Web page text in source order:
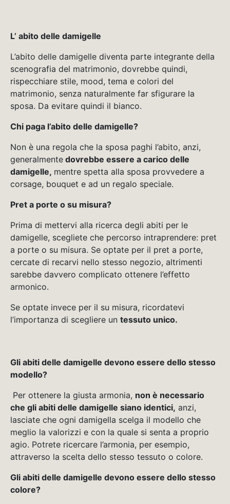
L’ abito delle damigelle
L’abito delle damigelle diventa parte integrante della
scenografia del matrimonio, dovrebbe quindi,
rispecchiare stile, mood, tema e colori del
matrimonio, senza naturalmente far sfigurare la
sposa. Da evitare quindi il bianco.
Chi paga l’abito delle damigelle?
Non è una regola che la sposa paghi l’abito, anzi,
generalmente dovrebbe essere a carico delle
damigelle, mentre spetta alla sposa provvedere a
corsage, bouquet e ad un regalo speciale.
Pret a porte o su misura?
Prima di mettervi alla ricerca degli abiti per le
damigelle, scegliete che percorso intraprendere: pret
a porte o su misura. Se optate per il pret a porte,
cercate di recarvi nello stesso negozio, altrimenti
sarebbe davvero complicato ottenere l’effetto
armonico.
Se optate invece per il su misura, ricordatevi
l’importanza di scegliere un tessuto unico.
Gli abiti delle damigelle devono essere dello stesso
modello?
Per ottenere la giusta armonia, non è necessario
che gli abiti delle damigelle siano identici, anzi,
lasciate che ogni damigella scelga il modello che
meglio la valorizzi e con la quale si senta a proprio
agio. Potrete ricercare l’armonia, per esempio,
attraverso la scelta dello stesso tessuto o colore.
Gli abiti delle damigelle devono essere dello stesso
colore?